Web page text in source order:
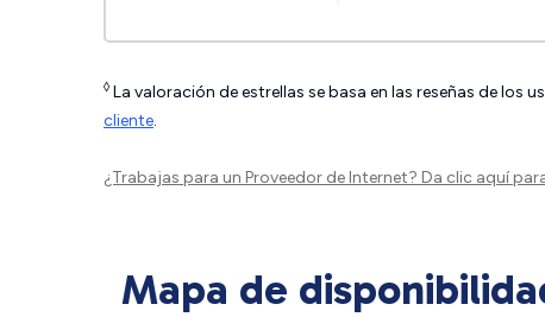
◊ La valoración de estrellas se basa en las reseñas de los
cliente.
¿Trabajas para un Proveedor de Internet? Da clic aquí
Mapa de